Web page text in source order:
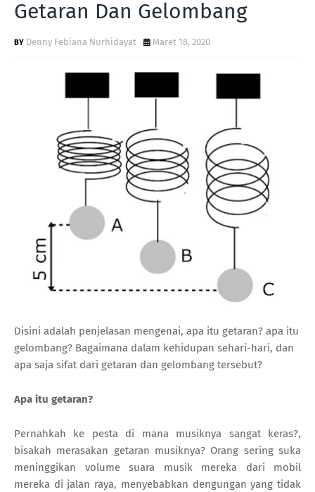
Getaran Dan Gelombang
Denny Febiana Nurhidayat Maret 18, 2020
Disini adalah penjelasan mengenai, apa itu getaran? apa itu
gelombang? Bagaimana dalam kehidupan sehari-hari, dan
apa saja sifat dari getaran dan gelombang tersebut?
Apa itu getaran?
Pernahkah ke pesta di mana musiknya sangat keras?,
bisakah merasakan getaran musiknya? Orang sering suka
meninggikan volume suara musik mereka dari mobil
mereka di jalan raya, menyebabkan dengungan yang tidak